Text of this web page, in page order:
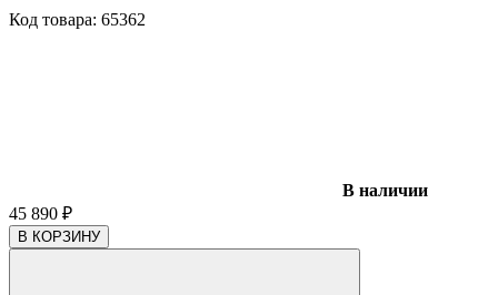
Код товара: 65362
В наличии
45 890 ₽
В КОРЗИНУ